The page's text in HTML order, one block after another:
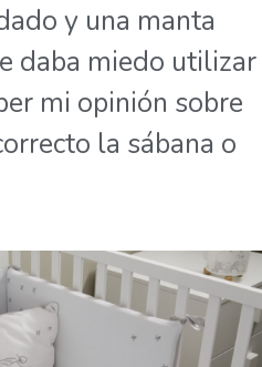
y una manta
daba miedo utilizar
mi opinión sobre
la sábana o